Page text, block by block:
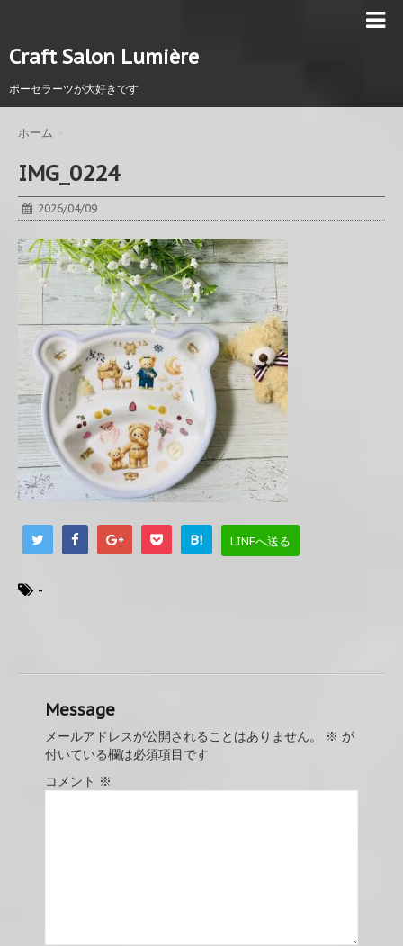
Craft Salon Lumière
ポーセラーツが大好きです
ホーム
IMG_0224
2026/04/09
B! LINEへ送る
-
Message
メールアドレスが公開されることはありません。 ※ が
付いている欄は必須項目です
コメント ※